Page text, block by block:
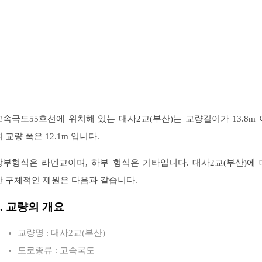
속국도55호선에 위치해 있는 대사2교(부산)는 교량길이가 13.8m
교량 폭은 12.1m 입니다.
부형식은 라멘교이며, 하부 형식은 기타입니다. 대사2교(부산)에
구체적인 제원은 다음과 같습니다.
교량의 개요
교량명 : 대사2교(부산)
도로종류 : 고속국도